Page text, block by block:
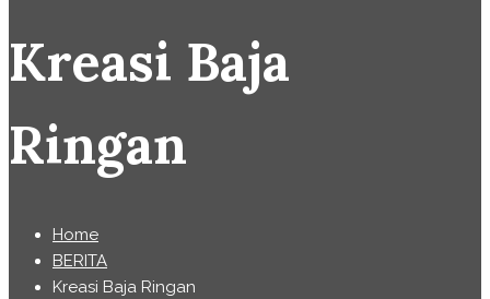
Kreasi Baja
Ringan
Home
BERITA
Kreasi Baja Ringan